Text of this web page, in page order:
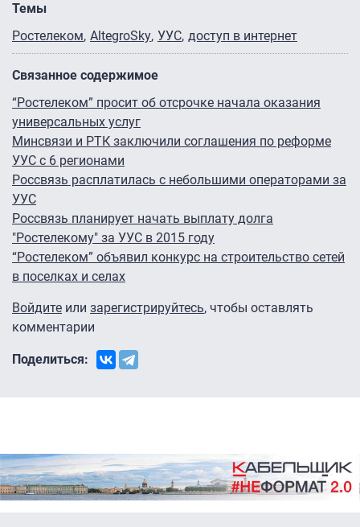
Темы
Ростелеком AltegroSky УУС доступ в интернет
Связанное содержимое
“Ростелеком” просит об отсрочке начала оказания
универсальных услуг
Минсвязи и РТК заключили соглашения по реформе
УУС с 6 регионами
Россвязь расплатилась с небольшими операторами за
УУС
Россвязь планирует начать выплату долга
"Ростелекому" за УУС в 2015 году
“Ростелеком” объявил конкурс на строительство сетей
в поселках и селах
Войдите или зарегистрируйтесь, чтобы оставлять
комментарии
Поделиться: